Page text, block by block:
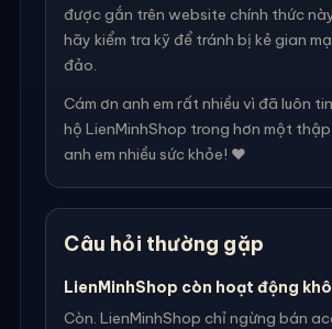
được gắn trên website chính thức
hãy kiểm tra kỹ để tránh bị kẻ gian
đảo.
Cám ơn anh em rất nhiều vì đã luôn
hộ LienMinhShop trong hơn một
anh em nhiều sức khỏe! ❤️
Câu hỏi thường gặp
LienMinhShop còn hoạt động
Còn. LienMinhShop chỉ ngừng bán